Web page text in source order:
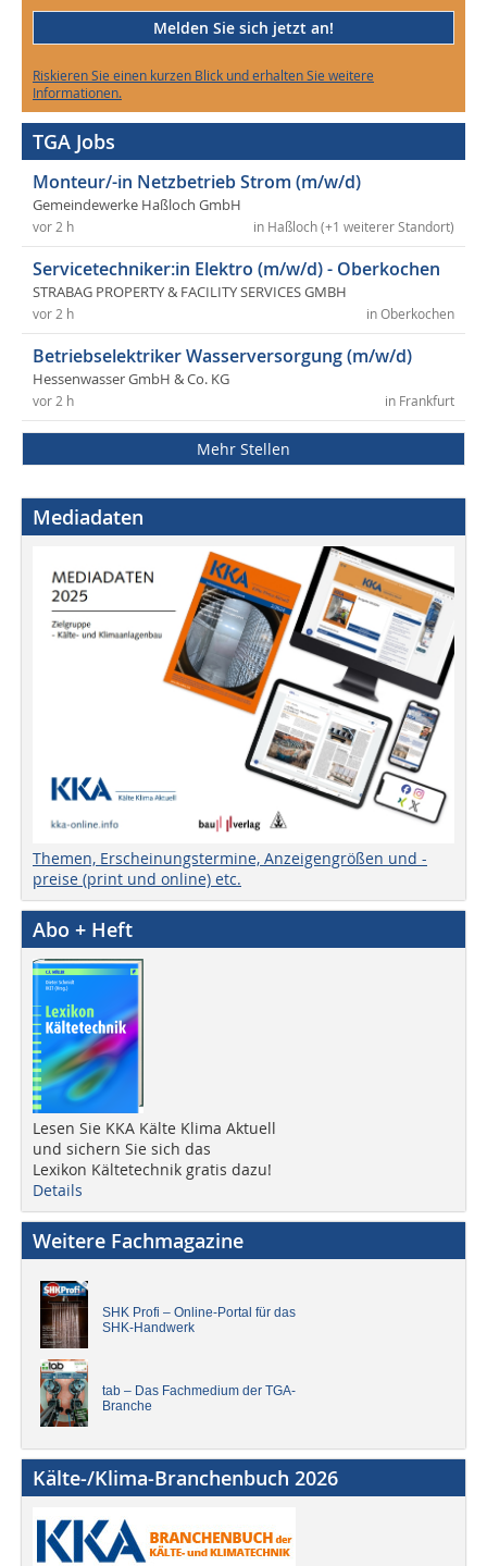
Melden Sie sich jetzt an!
Riskieren Sie einen kurzen Blick und erhalten Sie weitere
Informationen.
TGA Jobs
Monteur/-in Netzbetrieb Strom (m/w/d)
Gemeindewerke Haßloch GmbH
in Haßloch (+1 weiterer Standort)
vor 2 h
Servicetechniker:in Elektro (m/w/d) - Oberkochen
STRABAG PROPERTY & FACILITY SERVICES GMBH
in Oberkochen
vor 2 h
Betriebselektriker Wasserversorgung (m/w/d)
Hessenwasser GmbH & Co. KG
in Frankfurt
vor 2 h
Mehr Stellen
Mediadaten
Themen, Erscheinungstermine, Anzeigengrößen und -
preise (print und online) etc.
Abo + Heft
Lesen Sie KKA Kälte Klima Aktuell
und sichern Sie sich das
Lexikon Kältetechnik gratis dazu!
Details
Weitere Fachmagazine
SHK Profi – Online-Portal für das
SHK-Handwerk
tab – Das Fachmedium der TGA-
Branche
Kälte-/Klima-Branchenbuch 2026